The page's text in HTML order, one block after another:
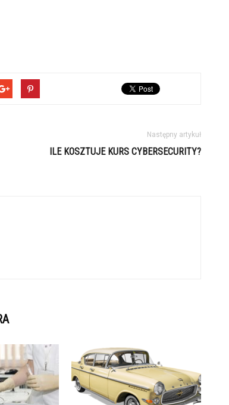
Następny artykuł
ILE KOSZTUJE KURS CYBERSECURITY?